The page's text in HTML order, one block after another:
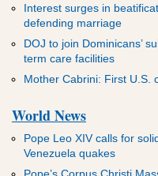
Interest surges in
defending marriage
DOJ to join Dominicans’
term care facilities
Mother Cabrini: First U.S.
World News
Pope Leo XIV calls for
Venezuela quakes